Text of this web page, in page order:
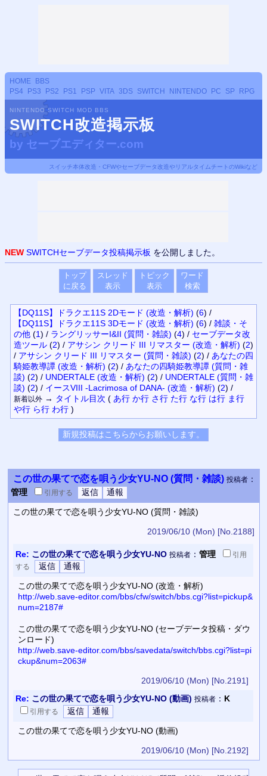
HOME
BBS
PS4
PS3 PS2 PS1 PSP VITA 3DS SWITCH NINTENDO PC SP RPG
NINTENDO SWITCH MOD BBS
SWITCH改造掲示板
by セーブエディター.com
スイッチ本体改造・CFWやセーブデータ改造やリアルタイムチートのWikiなど
NEW SWITCHセーブデータ投稿掲示板 を公開しました。
トップ
に戻る
スレッド
表示
トピック
表示
ワード
検索
【DQ11S】ドラクエ11S 2Dモード (改造・解析) (6) /
【DQ11S】ドラクエ11S 3Dモード (改造・解析) (6) / 雑談・そ
の他 (1) / ラングリッサーI&II (質問・雑談) (4) / セーブデータ改
造ツール (2) / アサシン クリード III リマスター (改造・解析) (2)
/ アサシン クリード III リマスター (質問・雑談) (2) / あなたの四
騎姫教導譚 (改造・解析) (2) / あなたの四騎姫教導譚 (質問・雑
談) (2) / UNDERTALE (改造・解析) (2) / UNDERTALE (質問・雑
談) (2) / イースVIII -Lacrimosa of DANA- (改造・解析) (2) /
新着以外 → タイトル目次 ( あ行 か行 さ行 た行 な行 は行 ま行
や行 ら行 わ行 )
この世の果てで恋を唄う少女YU-NO (質問・雑談) 投稿者：
管理
引用する
この世の果てで恋を唄う少女YU-NO (質問・雑談)
2019/06/10 (Mon) [No.2188]
Re: この世の果てで恋を唄う少女YU-NO 投稿者： 管理
引用
する
この世の果てで恋を唄う少女YU-NO (改造・解析)
http://web.save-editor.com/bbs/cfw/switch/bbs.cgi?list=pickup&
num=2187#
この世の果てで恋を唄う少女YU-NO (セーブデータ投稿・ダウ
ンロード)
http://web.save-editor.com/bbs/savedata/switch/bbs.cgi?list=pi
ckup&num=2063#
2019/06/10 (Mon) [No.2191]
Re: この世の果てで恋を唄う少女YU-NO (動画) 投稿者： K
引用する
この世の果てで恋を唄う少女YU-NO (動画)
2019/06/10 (Mon) [No.2192]